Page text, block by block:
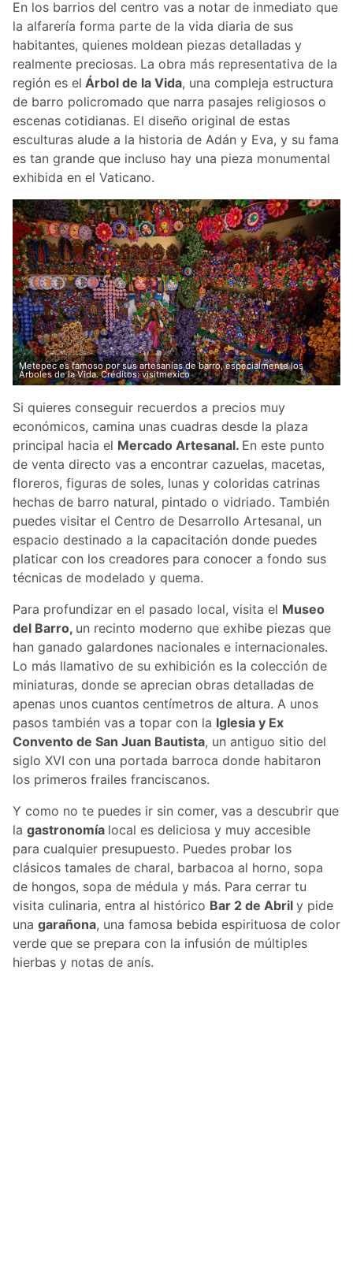
En los barrios del centro vas a notar de inmediato que
la alfarería forma parte de la vida diaria de sus
habitantes, quienes moldean piezas detalladas y
realmente preciosas. La obra más representativa de la
región es el Árbol de la Vida, una compleja estructura
de barro policromado que narra pasajes religiosos o
escenas cotidianas. El diseño original de estas
esculturas alude a la historia de Adán y Eva, y su fama
es tan grande que incluso hay una pieza monumental
exhibida en el Vaticano.
Metepec es famoso por sus artesanías de barro, especialmente los
Árboles de la Vida. Créditos: visitmexico
Si quieres conseguir recuerdos a precios muy
económicos, camina unas cuadras desde la plaza
principal hacia el Mercado Artesanal. En este punto
de venta directo vas a encontrar cazuelas, macetas,
floreros, figuras de soles, lunas y coloridas catrinas
hechas de barro natural, pintado o vidriado. También
puedes visitar el Centro de Desarrollo Artesanal, un
espacio destinado a la capacitación donde puedes
platicar con los creadores para conocer a fondo sus
técnicas de modelado y quema.
Para profundizar en el pasado local, visita el Museo
del Barro, un recinto moderno que exhibe piezas que
han ganado galardones nacionales e internacionales.
Lo más llamativo de su exhibición es la colección de
miniaturas, donde se aprecian obras detalladas de
apenas unos cuantos centímetros de altura. A unos
pasos también vas a topar con la Iglesia y Ex
Convento de San Juan Bautista, un antiguo sitio del
siglo XVI con una portada barroca donde habitaron
los primeros frailes franciscanos.
Y como no te puedes ir sin comer, vas a descubrir que
la gastronomía local es deliciosa y muy accesible
para cualquier presupuesto. Puedes probar los
clásicos tamales de charal, barbacoa al horno, sopa
de hongos, sopa de médula y más. Para cerrar tu
visita culinaria, entra al histórico Bar 2 de Abril y pide
una garañona, una famosa bebida espirituosa de color
verde que se prepara con la infusión de múltiples
hierbas y notas de anís.